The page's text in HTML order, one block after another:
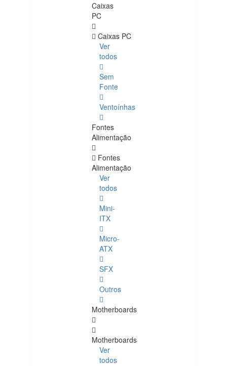
Caixas
PC
Caixas PC
Ver
todos
Sem
Fonte
Ventoínhas
Fontes
Alimentação
Fontes
Alimentação
Ver
todos
Mini-
ITX
Micro-
ATX
SFX
Outros
Motherboards
Motherboards
Ver
todos